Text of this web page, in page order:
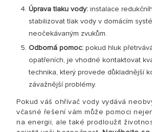
Úprava tlaku vody: instalace
stabilizovat tlak vody v domácím
neočekávaným zvukům.
Odborná pomoc: pokud hluk
opatřeních, je vhodné kontaktovat
technika, který provede důkladnější
závažnější problémy.
Pokud váš ohřívač vody vydává
včasné řešení vám může pomoci
na energii, ale také prodloužit